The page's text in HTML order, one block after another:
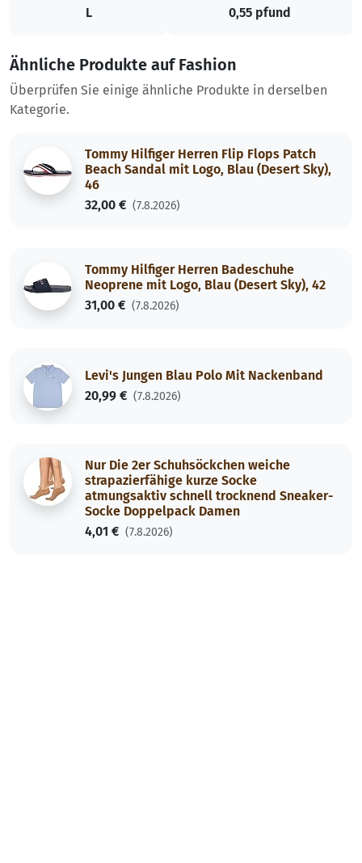
L
0,55 pfund
Ähnliche Produkte auf Fashion
Überprüfen Sie einige ähnliche Produkte in derselben
Kategorie.
Tommy Hilfiger Herren Flip Flops Patch
Beach Sandal mit Logo, Blau (Desert Sky),
46
32,00 € (7.8.2026)
Tommy Hilfiger Herren Badeschuhe
Neoprene mit Logo, Blau (Desert Sky), 42
31,00 € (7.8.2026)
Levi's Jungen Blau Polo Mit Nackenband
20,99 € (7.8.2026)
Nur Die 2er Schuhsöckchen weiche
strapazierfähige kurze Socke
atmungsaktiv schnell trocknend Sneaker-
Socke Doppelpack Damen
4,01 € (7.8.2026)